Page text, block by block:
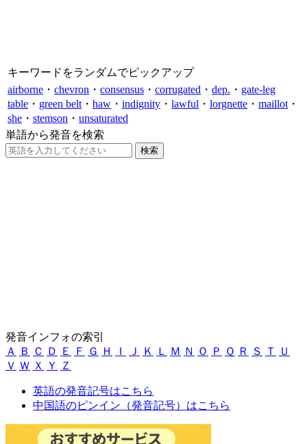
キーワードをランダムでピックアップ
airborne ・ chevron ・ consensus ・ corrugated ・ dep. ・ gate-leg
table ・ green belt ・ haw ・ indignity ・ lawful ・ lorgnette ・ maillot ・
she ・ stemson ・ unsaturated
単語から発音を検索
発音インフォの索引
Ａ
Ｂ Ｃ Ｄ Ｅ Ｆ Ｇ Ｈ Ｉ Ｊ Ｋ Ｌ Ｍ Ｎ Ｏ Ｐ Ｑ Ｒ Ｓ Ｔ
Ｕ
Ｖ Ｗ Ｘ Ｙ Ｚ
英語の発音記号はこちら
中国語のピンイン（発音記号）はこちら